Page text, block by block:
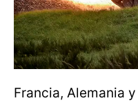
Francia, Alemania